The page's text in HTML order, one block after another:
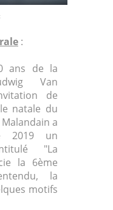
:
ans de la
Van
de
natale du
a
2019 un
"La
la 6ème
la
motifs